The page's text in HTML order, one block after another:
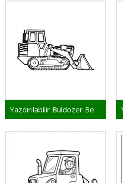
Yazdırılabilir Buldozer Bedava